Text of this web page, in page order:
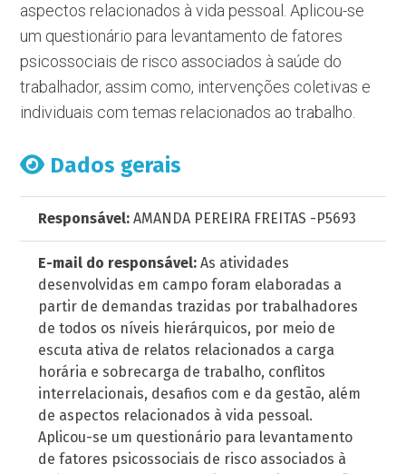
aspectos relacionados à vida pessoal. Aplicou-se
um questionário para levantamento de fatores
psicossociais de risco associados à saúde do
trabalhador, assim como, intervenções coletivas e
individuais com temas relacionados ao trabalho.
Dados gerais
Responsável: AMANDA PEREIRA FREITAS -P5693
E-mail do responsável: As atividades
desenvolvidas em campo foram elaboradas a
partir de demandas trazidas por trabalhadores
de todos os níveis hierárquicos, por meio de
escuta ativa de relatos relacionados a carga
horária e sobrecarga de trabalho, conflitos
interrelacionais, desafios com e da gestão, além
de aspectos relacionados à vida pessoal.
Aplicou-se um questionário para levantamento
de fatores psicossociais de risco associados à